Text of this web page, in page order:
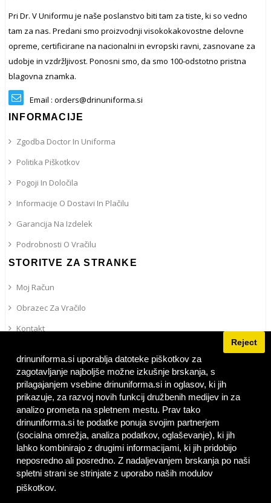
drinuniforma.si uporablja datoteke piškotkov za
zagotavljanje najboljše možne izkušnje brskanja, s
prilagajanjem vsebine drinuniforma.si in oglasov, ki jih
prikazuje, za razvoj novih funkcij družbenih medijev in za
analizo prometa na spletnem mestu. Prav tako
drinuniforma.si te podatke ponuja svojim partnerjem
(socialna omrežja, analiza podatkov, oglaševanje), ki jih
lahko kombinirajo z drugimi informacijami, ki jih pridobijo
neposredno ali posredno. Z nadaljevanjem brskanja po naši
spletni strani se strinjate z uporabo naših modulov
piškotkov.
Reject
Pri Dr. V Uniformu je naše poslanstvo biti tam za tiste, ki so vedno
tam za nas. Predani smo proizvodnji visokokakovostne delovne
opreme, certificirane na nacionalni in evropski ravni, zasnovane za
udobje in vzdržljivost. Ponosni smo, da smo 100-odstotno pristna
blagovna znamka.
Email : orders@drinuniforma.si
INFORMACIJE
Zgodba Doctor In Uniforma
Politika Piškotkov
Pogoji In Določila
Informacije O Dostavi In ​​plačilu
Garancija Na Izdelek
Podrobnosti O Vračilu
STORITVE ZA STRANKE
Moj Račun
Obrazec Za Vračilo
Kontakt
IRPS
Personalizirano Vezenje
UNIFORMA V EVROPI
Slovenia | SI (Slovenian)
FACEBOOK